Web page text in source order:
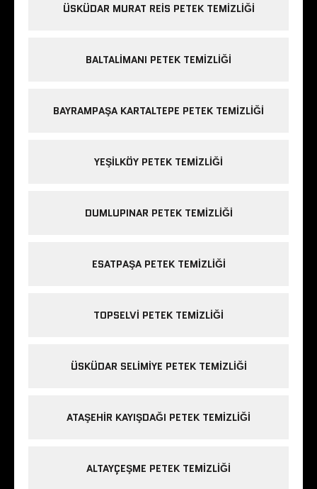
ÜSKÜDAR MURAT REIS PETEK TEMIZLIĞI
BALTALIMANI PETEK TEMIZLIĞI
BAYRAMPAŞA KARTALTEPE PETEK TEMIZLIĞI
YEŞILKÖY PETEK TEMIZLIĞI
DUMLUPINAR PETEK TEMIZLIĞI
ESATPAŞA PETEK TEMIZLIĞI
TOPSELVI PETEK TEMIZLIĞI
ÜSKÜDAR SELIMIYE PETEK TEMIZLIĞI
ATAŞEHIR KAYIŞDAĞI PETEK TEMIZLIĞI
ALTAYÇEŞME PETEK TEMIZLIĞI